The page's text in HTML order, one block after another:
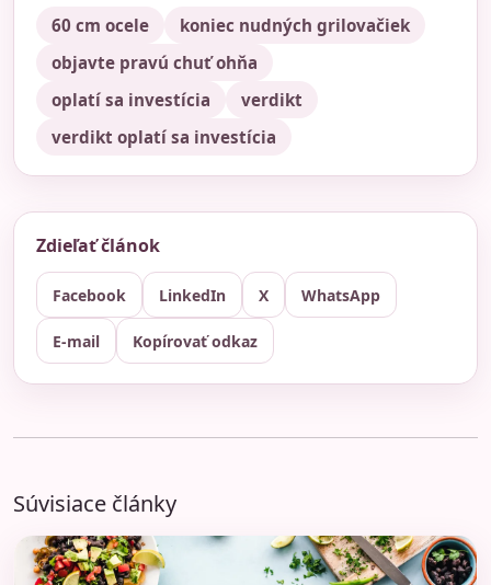
60 cm ocele
koniec nudných grilovačiek
objavte pravú chuť ohňa
oplatí sa investícia
verdikt
verdikt oplatí sa investícia
Zdieľať článok
Facebook LinkedIn X WhatsApp
E-mail Kopírovať odkaz
Súvisiace články